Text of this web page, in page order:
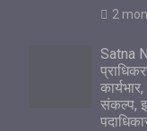
2
Satna
संकल्प,